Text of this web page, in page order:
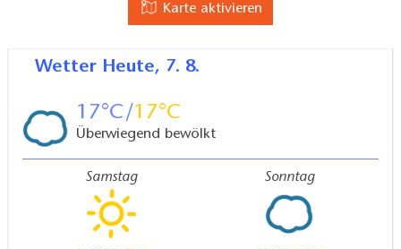
Karte aktivieren
Wetter Heute, 7. 8.
17 17
Überwiegend bewölkt
Samstag Sonntag